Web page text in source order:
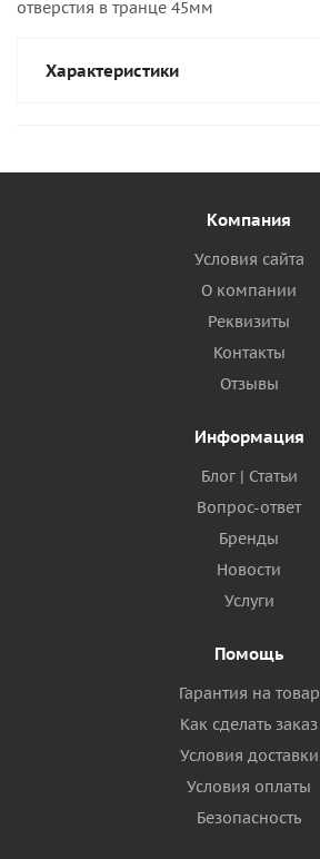
отверстия в транце 45мм
Характеристики
Компания
Условия сайта
О компании
Реквизиты
Контакты
Отзывы
Информация
Блог | Статьи
Вопрос-ответ
Бренды
Новости
Услуги
Помощь
Гарантия на товар
Как сделать заказ
Условия доставки
Условия оплаты
Безопасность